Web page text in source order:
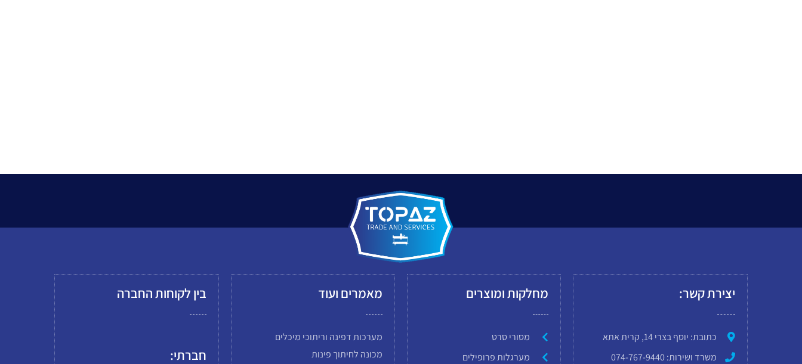
יצירת קשר:
כתובת: יוסף בצרי 14, קרית אתא
משרד ושירות: 074-767-9440
מחלקות ומוצרים
מסורי סרט
מערגלות פרופילים
מאמרים ועוד
מערכות דפינה וריתוכי מיכלים
מכונה לחיתוך פינות
בין לקוחות החברה
חברתי: